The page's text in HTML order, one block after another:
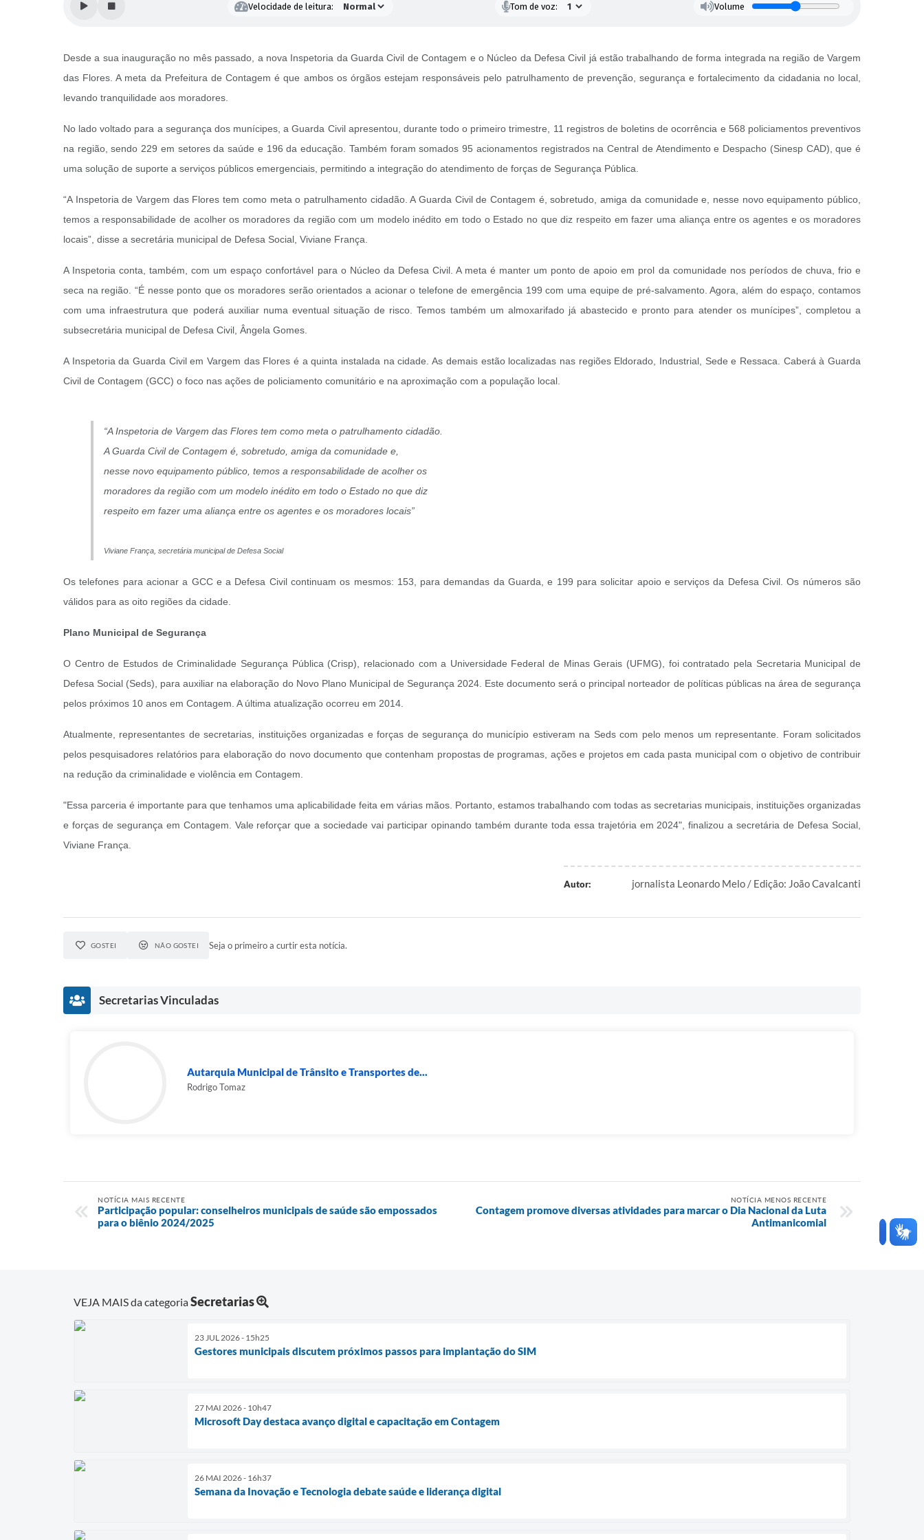
Velocidade de leitura: Tom de voz: Volume
Desde a sua inauguração no mês passado, a nova Inspetoria da Guarda Civil de Contagem e o Núcleo da Defesa Civil já estão trabalhando de forma integrada na região de Vargem
das Flores. A meta da Prefeitura de Contagem é que ambos os órgãos estejam responsáveis pelo patrulhamento de prevenção, segurança e fortalecimento da cidadania no local,
levando tranquilidade aos moradores.
No lado voltado para a segurança dos munícipes, a Guarda Civil apresentou, durante todo o primeiro trimestre, 11 registros de boletins de ocorrência e 568 policiamentos preventivos
na região, sendo 229 em setores da saúde e 196 da educação. Também foram somados 95 acionamentos registrados na Central de Atendimento e Despacho (Sinesp CAD), que é
uma solução de suporte a serviços públicos emergenciais, permitindo a integração do atendimento de forças de Segurança Pública.
“A Inspetoria de Vargem das Flores tem como meta o patrulhamento cidadão. A Guarda Civil de Contagem é, sobretudo, amiga da comunidade e, nesse novo equipamento público,
temos a responsabilidade de acolher os moradores da região com um modelo inédito em todo o Estado no que diz respeito em fazer uma aliança entre os agentes e os moradores
locais”, disse a secretária municipal de Defesa Social, Viviane França.
A Inspetoria conta, também, com um espaço confortável para o Núcleo da Defesa Civil. A meta é manter um ponto de apoio em prol da comunidade nos períodos de chuva, frio e
seca na região. “É nesse ponto que os moradores serão orientados a acionar o telefone de emergência 199 com uma equipe de pré-salvamento. Agora, além do espaço, contamos
com uma infraestrutura que poderá auxiliar numa eventual situação de risco. Temos também um almoxarifado já abastecido e pronto para atender os munícipes”, completou a
subsecretária municipal de Defesa Civil, Ângela Gomes.
A Inspetoria da Guarda Civil em Vargem das Flores é a quinta instalada na cidade. As demais estão localizadas nas regiões Eldorado, Industrial, Sede e Ressaca. Caberá à Guarda
Civil de Contagem (GCC) o foco nas ações de policiamento comunitário e na aproximação com a população local.
“A Inspetoria de Vargem das Flores tem como meta o patrulhamento cidadão.
A Guarda Civil de Contagem é, sobretudo, amiga da comunidade e,
nesse novo equipamento público, temos a responsabilidade de acolher os
moradores da região com um modelo inédito em todo o Estado no que diz
respeito em fazer uma aliança entre os agentes e os moradores locais”
Viviane França, secretária municipal de Defesa Social
Os telefones para acionar a GCC e a Defesa Civil continuam os mesmos: 153, para demandas da Guarda, e 199 para solicitar apoio e serviços da Defesa Civil. Os números são
válidos para as oito regiões da cidade.
Plano Municipal de Segurança
O Centro de Estudos de Criminalidade Segurança Pública (Crisp), relacionado com a Universidade Federal de Minas Gerais (UFMG), foi contratado pela Secretaria Municipal de
Defesa Social (Seds), para auxiliar na elaboração do Novo Plano Municipal de Segurança 2024. Este documento será o principal norteador de políticas públicas na área de segurança
pelos próximos 10 anos em Contagem. A última atualização ocorreu em 2014.
Atualmente, representantes de secretarias, instituições organizadas e forças de segurança do município estiveram na Seds com pelo menos um representante. Foram solicitados
pelos pesquisadores relatórios para elaboração do novo documento que contenham propostas de programas, ações e projetos em cada pasta municipal com o objetivo de contribuir
na redução da criminalidade e violência em Contagem.
"Essa parceria é importante para que tenhamos uma aplicabilidade feita em várias mãos. Portanto, estamos trabalhando com todas as secretarias municipais, instituições organizadas
e forças de segurança em Contagem. Vale reforçar que a sociedade vai participar opinando também durante toda essa trajetória em 2024", finalizou a secretária de Defesa Social,
Viviane França.
Autor: jornalista Leonardo Melo / Edição: João Cavalcanti
GOSTEI NÃO GOSTEI Seja o primeiro a curtir esta notícia.
Secretarias Vinculadas
Autarquia Municipal de Trânsito e Transportes de...
Rodrigo Tomaz
NOTÍCIA MAIS RECENTE
Participação popular: conselheiros municipais de saúde são empossados
para o biênio 2024/2025
NOTÍCIA MENOS RECENTE
Contagem promove diversas atividades para marcar o Dia Nacional da Luta
Antimanicomial
VEJA MAIS da categoriaSecretarias
23 JUL 2026 - 15h25
Gestores municipais discutem próximos passos para implantação do SIM
27 MAI 2026 - 10h47
Microsoft Day destaca avanço digital e capacitação em Contagem
26 MAI 2026 - 16h37
Semana da Inovação e Tecnologia debate saúde e liderança digital